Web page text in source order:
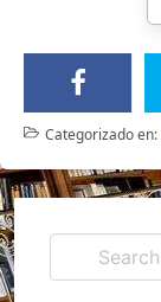
Categorizado en: